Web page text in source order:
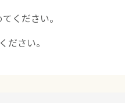
ください。
ださい。